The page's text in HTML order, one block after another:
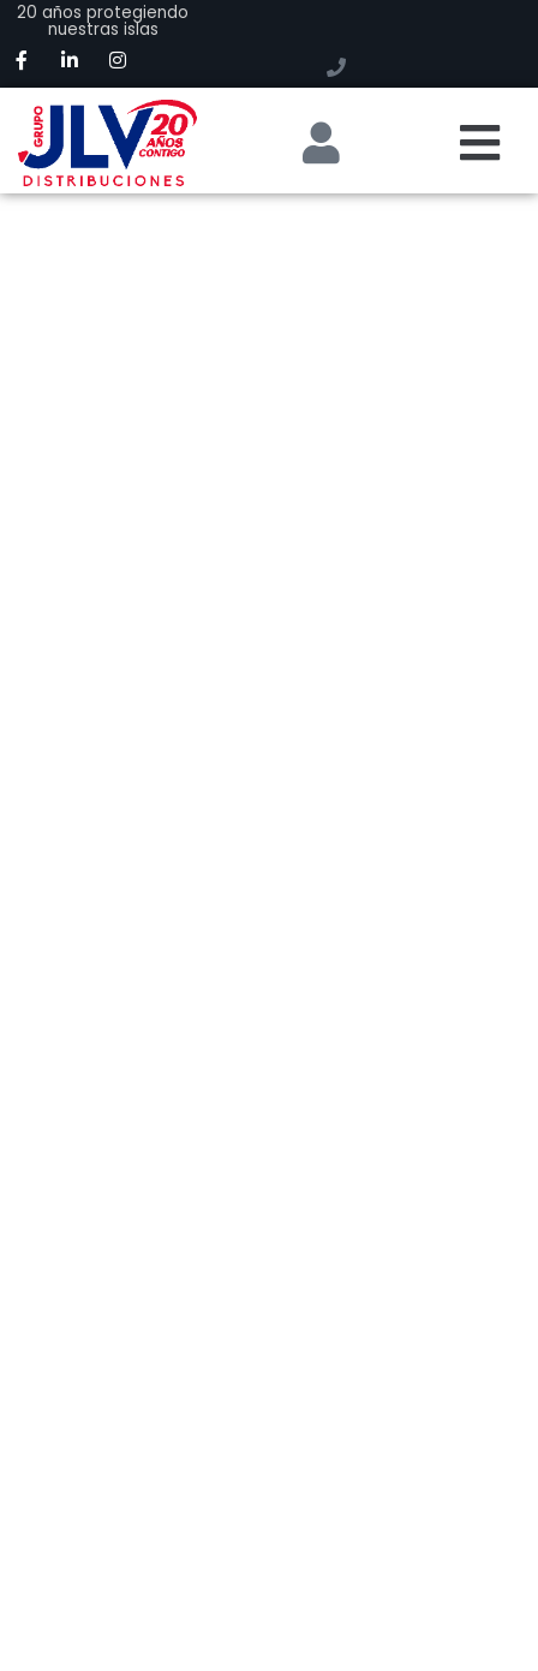
20 años protegiendo
nuestras islas